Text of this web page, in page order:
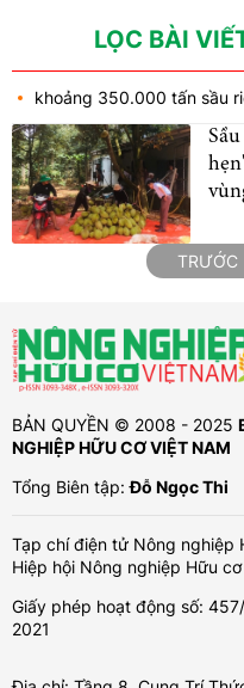
LỌC BÀI
khoảng 350.000 tấn sầu
BẢN QUYỀN © 2008 - 2025
NGHIỆP HỮU CƠ VIỆT NAM
Tổng Biên tập:Đỗ Ngọc Thi
Tạp chí điện tử Nông nghiệp
Hiệp hội Nông nghiệp Hữu
Giấy phép hoạt động số:
2021